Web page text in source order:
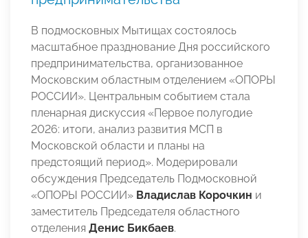
В подмосковных Мытищах состоялось
масштабное празднование Дня российского
предпринимательства, организованное
Московским областным отделением «ОПОРЫ
РОССИИ». Центральным событием стала
пленарная дискуссия «Первое полугодие
2026: итоги, анализ развития МСП в
Московской области и планы на
предстоящий период». Модерировали
обсуждения Председатель Подмосковной
«ОПОРЫ РОССИИ» Владислав Корочкин и
заместитель Председателя областного
отделения Денис Бикбаев.